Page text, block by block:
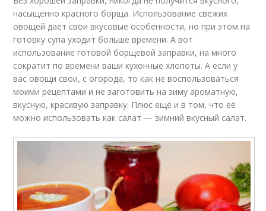
насыщенно красного борща. Использование свежих
овощей даёт свои вкусовые особенности, но при этом на
готовку супа уходит больше времени. А вот
использование готовой борщевой заправки, на много
сократит по времени ваши кухонные хлопоты. А если у
вас овощи свои, с огорода, то как не воспользоваться
моими рецептами и не заготовить на зиму ароматную,
вкусную, красивую заправку. Плюс ещё и в том, что её
можно использовать как салат — зимний вкусный салат.